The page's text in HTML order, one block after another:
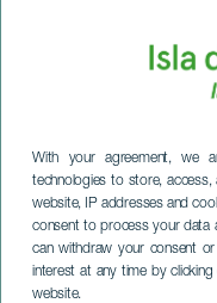
With your agreement, we
technologies to store,
website, IP addresses and
consent to process your data
can withdraw your consent
interest at any time by
website.